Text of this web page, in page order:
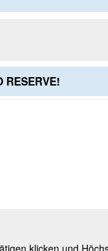
RESERVE!
klicken und